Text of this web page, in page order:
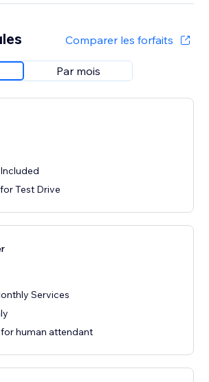
Comparer les forfaits
Par mois
Test Drive
Services
human attendant